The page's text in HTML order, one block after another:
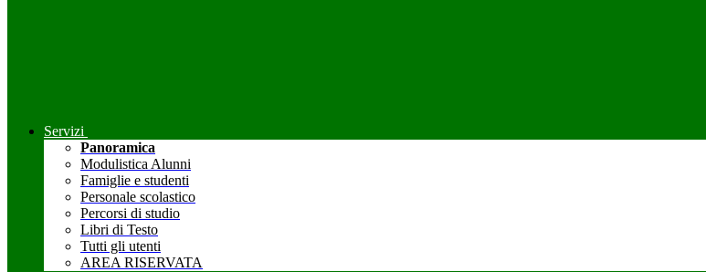
Servizi
Panoramica
Modulistica Alunni
Famiglie e studenti
Personale scolastico
Percorsi di studio
Libri di Testo
Tutti gli utenti
AREA RISERVATA